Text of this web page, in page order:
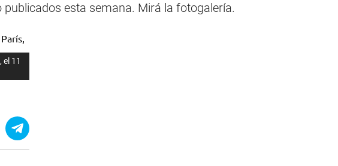
esta semana. Mirá la fotogalería.
11